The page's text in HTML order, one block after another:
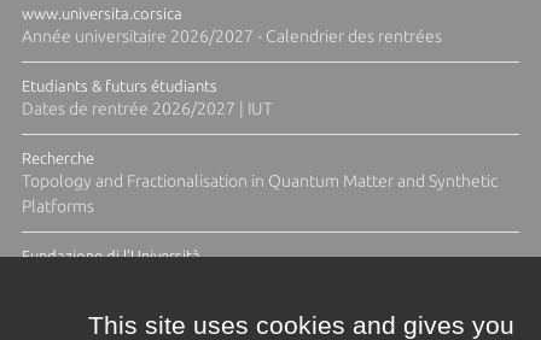
www.universita.corsica
Année universitaire 2026/2027 - Calendrier des rentrées
Etudiants & futurs étudiants
Dates de rentrée 2026/2027 | IUT
Recherche
Topology and Fractionalisation in Quantum Matter and Synthetic
Platforms
Fundazione di l'Università
This site uses cookies and gives you